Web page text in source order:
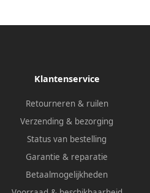
Klantenservice
Retourneren & ruilen
Verzending & bezorging
Status van bestelling
Garantie & reparatie
Betaalmogelijkheden